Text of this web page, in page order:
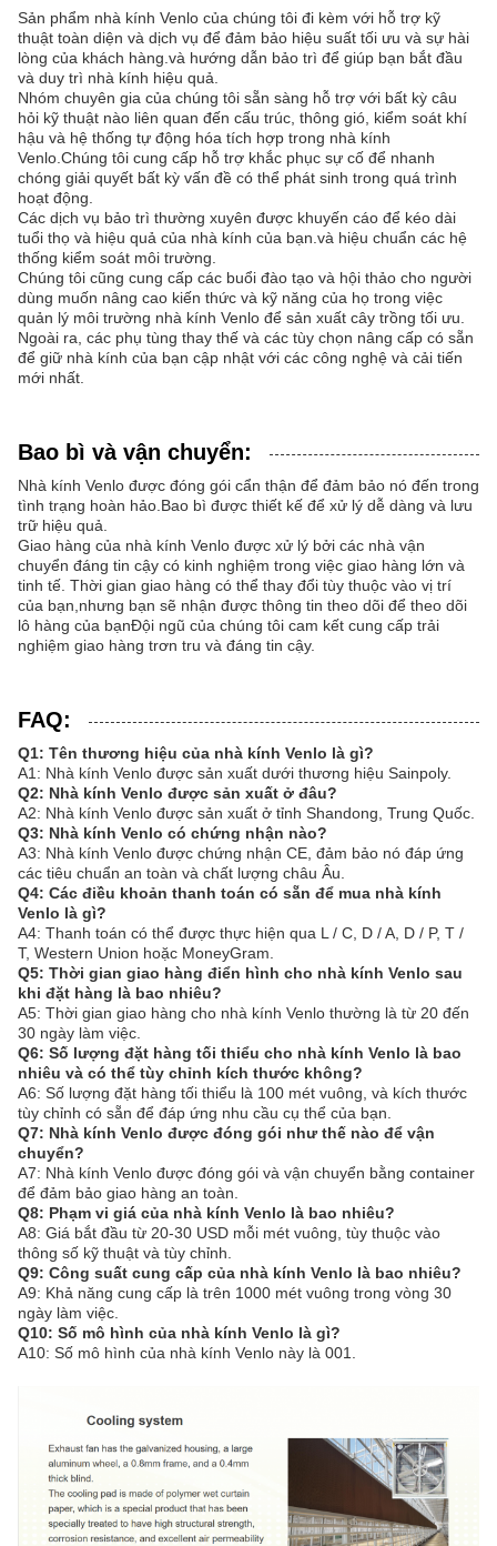
Sản phẩm nhà kính Venlo của chúng tôi đi kèm với hỗ trợ kỹ
thuật toàn diện và dịch vụ để đảm bảo hiệu suất tối ưu và sự hài
lòng của khách hàng.và hướng dẫn bảo trì để giúp bạn bắt đầu
và duy trì nhà kính hiệu quả.
Nhóm chuyên gia của chúng tôi sẵn sàng hỗ trợ với bất kỳ câu
hỏi kỹ thuật nào liên quan đến cấu trúc, thông gió, kiểm soát khí
hậu và hệ thống tự động hóa tích hợp trong nhà kính
Venlo.Chúng tôi cung cấp hỗ trợ khắc phục sự cố để nhanh
chóng giải quyết bất kỳ vấn đề có thể phát sinh trong quá trình
hoạt động.
Các dịch vụ bảo trì thường xuyên được khuyến cáo để kéo dài
tuổi thọ và hiệu quả của nhà kính của bạn.và hiệu chuẩn các hệ
thống kiểm soát môi trường.
Chúng tôi cũng cung cấp các buổi đào tạo và hội thảo cho người
dùng muốn nâng cao kiến thức và kỹ năng của họ trong việc
quản lý môi trường nhà kính Venlo để sản xuất cây trồng tối ưu.
Ngoài ra, các phụ tùng thay thế và các tùy chọn nâng cấp có sẵn
để giữ nhà kính của bạn cập nhật với các công nghệ và cải tiến
mới nhất.
Bao bì và vận chuyển:
Nhà kính Venlo được đóng gói cẩn thận để đảm bảo nó đến trong
tình trạng hoàn hảo.Bao bì được thiết kế để xử lý dễ dàng và lưu
trữ hiệu quả.
Giao hàng của nhà kính Venlo được xử lý bởi các nhà vận
chuyển đáng tin cậy có kinh nghiệm trong việc giao hàng lớn và
tinh tế. Thời gian giao hàng có thể thay đổi tùy thuộc vào vị trí
của bạn,nhưng bạn sẽ nhận được thông tin theo dõi để theo dõi
lô hàng của bạnĐội ngũ của chúng tôi cam kết cung cấp trải
nghiệm giao hàng trơn tru và đáng tin cậy.
FAQ:
Q1: Tên thương hiệu của nhà kính Venlo là gì?
A1: Nhà kính Venlo được sản xuất dưới thương hiệu Sainpoly.
Q2: Nhà kính Venlo được sản xuất ở đâu?
A2: Nhà kính Venlo được sản xuất ở tỉnh Shandong, Trung Quốc.
Q3: Nhà kính Venlo có chứng nhận nào?
A3: Nhà kính Venlo được chứng nhận CE, đảm bảo nó đáp ứng
các tiêu chuẩn an toàn và chất lượng châu Âu.
Q4: Các điều khoản thanh toán có sẵn để mua nhà kính
Venlo là gì?
A4: Thanh toán có thể được thực hiện qua L / C, D / A, D / P, T /
T, Western Union hoặc MoneyGram.
Q5: Thời gian giao hàng điển hình cho nhà kính Venlo sau
khi đặt hàng là bao nhiêu?
A5: Thời gian giao hàng cho nhà kính Venlo thường là từ 20 đến
30 ngày làm việc.
Q6: Số lượng đặt hàng tối thiểu cho nhà kính Venlo là bao
nhiêu và có thể tùy chỉnh kích thước không?
A6: Số lượng đặt hàng tối thiểu là 100 mét vuông, và kích thước
tùy chỉnh có sẵn để đáp ứng nhu cầu cụ thể của bạn.
Q7: Nhà kính Venlo được đóng gói như thế nào để vận
chuyển?
A7: Nhà kính Venlo được đóng gói và vận chuyển bằng container
để đảm bảo giao hàng an toàn.
Q8: Phạm vi giá của nhà kính Venlo là bao nhiêu?
A8: Giá bắt đầu từ 20-30 USD mỗi mét vuông, tùy thuộc vào
thông số kỹ thuật và tùy chỉnh.
Q9: Công suất cung cấp của nhà kính Venlo là bao nhiêu?
A9: Khả năng cung cấp là trên 1000 mét vuông trong vòng 30
ngày làm việc.
Q10: Số mô hình của nhà kính Venlo là gì?
A10: Số mô hình của nhà kính Venlo này là 001.